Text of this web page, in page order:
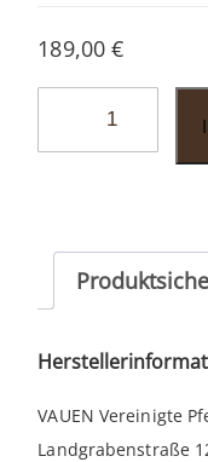
189,00€
VAUEN Vereinigte
Landgrabenstraße